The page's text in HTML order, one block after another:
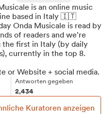
is an online music
based in Italy 🇮🇹
Onda Musicale is read by
of readers and we're
the first in Italy (by daily
currently in the top 8.
or Website + social media.
Antworten gegeben
2,434
Kuratoren anzeigen